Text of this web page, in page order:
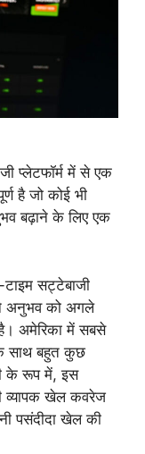
प्लेटफॉर्म में से एक
है जो कोई भी
बढ़ाने के लिए एक
सट्टेबाजी
अनुभव को अगले
अमेरिका में सबसे
साथ बहुत कुछ
के रूप में, इस
व्यापक खेल कवरेज
पसंदीदा खेल की